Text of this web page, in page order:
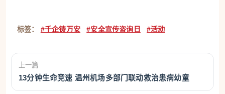
标签： #千企铸万安 #安全宣传咨询日 #活动
上一篇
13分钟生命竞速 温州机场多部门联动救治患病幼童